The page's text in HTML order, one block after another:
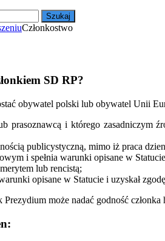
Członkostwo
SD RP?
obywatel polski lub obywatel Unii
prasoznawcą i którego zasadniczym
publicystyczną, mimo iż praca
i spełnia warunki opisane w
lub rencistą;
opisane w Statucie i uzyskał
Prezydium może nadać godność